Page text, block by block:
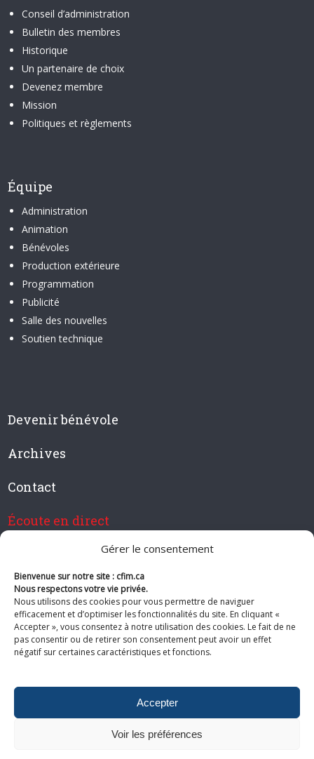
Gérer le consentement
Bienvenue sur notre site : cfim.ca
Nous respectons votre vie privée.
Nous utilisons des cookies pour vous permettre de naviguer
efficacement et d’optimiser les fonctionnalités du site. En cliquant «
Accepter », vous consentez à notre utilisation des cookies. Le fait de ne
pas consentir ou de retirer son consentement peut avoir un effet
négatif sur certaines caractéristiques et fonctions.
Accepter
Voir les préférences
Conseil d’administration
Bulletin des membres
Historique
Un partenaire de choix
Devenez membre
Mission
Politiques et règlements
Équipe
Administration
Animation
Bénévoles
Production extérieure
Programmation
Publicité
Salle des nouvelles
Soutien technique
Devenir bénévole
Archives
Contact
Écoute en direct
Devenir membre de CFIM
Suivez-nous